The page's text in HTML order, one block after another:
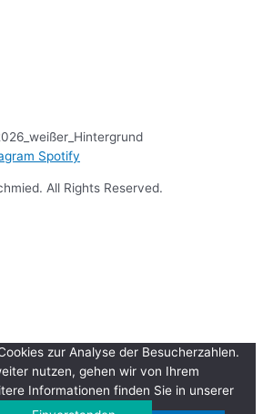
Spotify
All Rights Reserved.
zur Analyse der Besucherzahlen.
nutzen, gehen wir von Ihrem
Informationen finden Sie in unserer